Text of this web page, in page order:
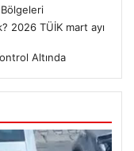
2026 TÜİK mart ayı
Altında